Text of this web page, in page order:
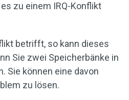
zu einem IRQ-Konflikt
betrifft, so kann dieses
Sie zwei Speicherbänke in
Sie können eine davon
zu lösen.